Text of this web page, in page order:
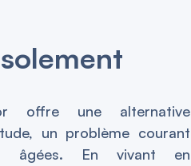
offre une alternative
un problème courant
âgées. En vivant en